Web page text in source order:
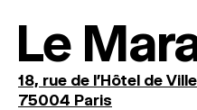
Le
18, rue de l'Hôtel de Ville
75004 Paris